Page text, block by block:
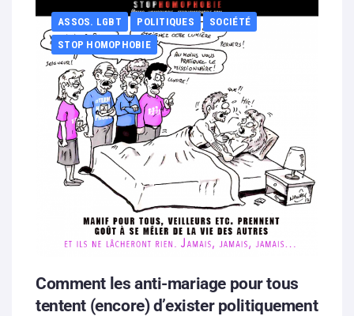
Boutique
Partenaires
Contacts
Hébergement solidaire
ASSOS. LGBT POLITIQUES
SOCIÉTÉ
STOP HOMOPHOBIE
Comment les anti-mariage pour tous
tentent (encore) d’exister politiquement